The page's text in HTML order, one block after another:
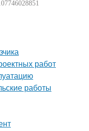
работ
работы